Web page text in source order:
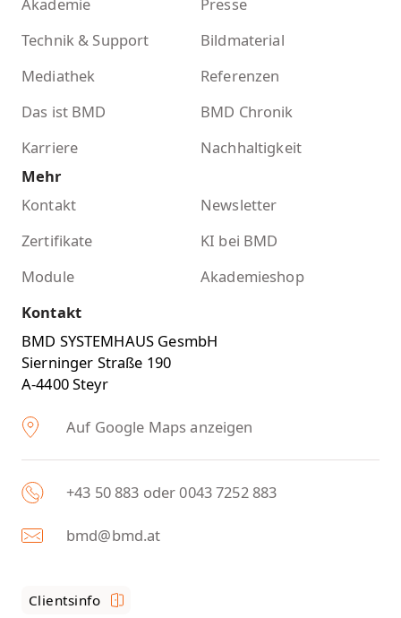
Technik & Support
Mediathek
Das ist BMD
Karriere
Bildmaterial
Referenzen
BMD Chronik
Nachhaltigkeit
Mehr
Kontakt
Newsletter
Zertifikate
KI bei BMD
Module
Akademieshop
Kontakt
BMD SYSTEMHAUS GesmbH
Sierninger Straße 190
A-4400 Steyr
Auf Google Maps anzeigen
+43 50 883 oder 0043 7252 883
bmd@bmd.at
Clientsinfo